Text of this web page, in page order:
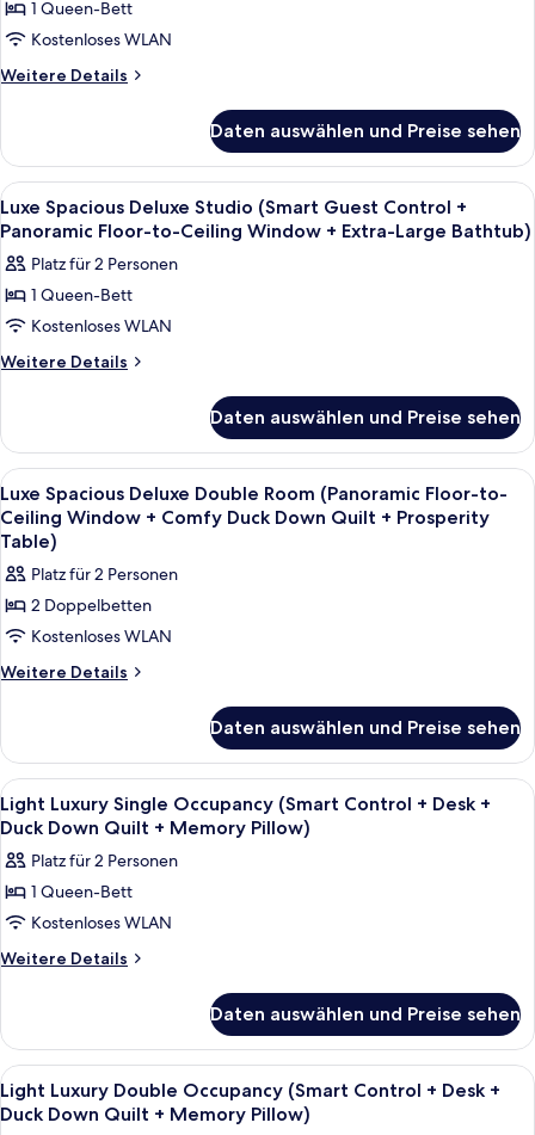
One
Bedroom,
One
(Panoramic
Floor-
to-
Ceiling
Windows
+
Mini
Fridge
+
Duck
Down
Quilts)
anzeigen
1 Queen-Bett
Kostenloses WLAN
Weitere Details
Weitere
Suite
One
Bedroom,
One
Room
(Panoramic
to-
Ceiling
Windows
Fridge
Comfortable
Duck
Down
Quilts)
Daten auswählen und Preise sehen
Alle
Fotos
für
Luxe
Spacious
Deluxe
Studio
Control
+
Panoramic
Floor-
to-
Ceiling
Window
+
Extra-
Large
anzeigen
Ein modernes Hotelzimmer mit Bett,
8
Luxe Spacious Deluxe Studio (Smart Guest Control +
Panoramic Floor-to-Ceiling Window + Extra-Large Bathtub)
Platz für 2 Personen
1 Queen-Bett
Kostenloses WLAN
Weitere Details
Weitere
Spacious
Deluxe
Studio
(Smart
Guest
Control
+
Panoramic
Floor-
to-
Ceiling
Window
Large
Bathtub)
Daten auswählen und Preise sehen
Alle
Fotos
für
Luxe
Spacious
Deluxe
Double
Room
to-
Ceiling
Window
+
Comfy
Duck
Down
Quilt
+
Table)
anzeigen
Ein modernes Hotelzimmer mit
6
Luxe Spacious Deluxe Double Room (Panoramic Floor-to-
Ceiling Window + Comfy Duck Down Quilt + Prosperity
Table)
Platz für 2 Personen
2 Doppelbetten
Kostenloses WLAN
Weitere Details
Weitere
Spacious
Deluxe
Double
Room
Floor-
to-
Window
+
Comfy
Quilt
Prosperity
Table)
Daten auswählen und Preise sehen
Alle
Fotos
für
Light
Luxury
Single
Occupancy
+
Desk
+
Duck
Ein modernes Hotelzimmer mit
4
Light Luxury Single Occupancy (Smart Control + Desk +
Duck Down Quilt + Memory Pillow)
Platz für 2 Personen
1 Queen-Bett
Kostenloses WLAN
Weitere Details
Weitere
Luxury
Single
Occupancy
(Smart
Daten auswählen und Preise sehen
Alle
Fotos
Ein Hotelzimmer mit einer Couch,
5
Light Luxury Double Occupancy (Smart Control + Desk +
Duck Down Quilt + Memory Pillow)